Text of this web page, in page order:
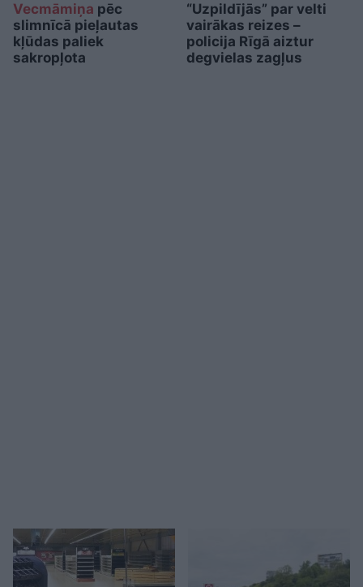
Vecmāmiņa pēc
slimnīcā pieļautas
kļūdas paliek
sakropļota
“Uzpildījās” par velti
vairākas reizes –
policija Rīgā aiztur
degvielas zagļus